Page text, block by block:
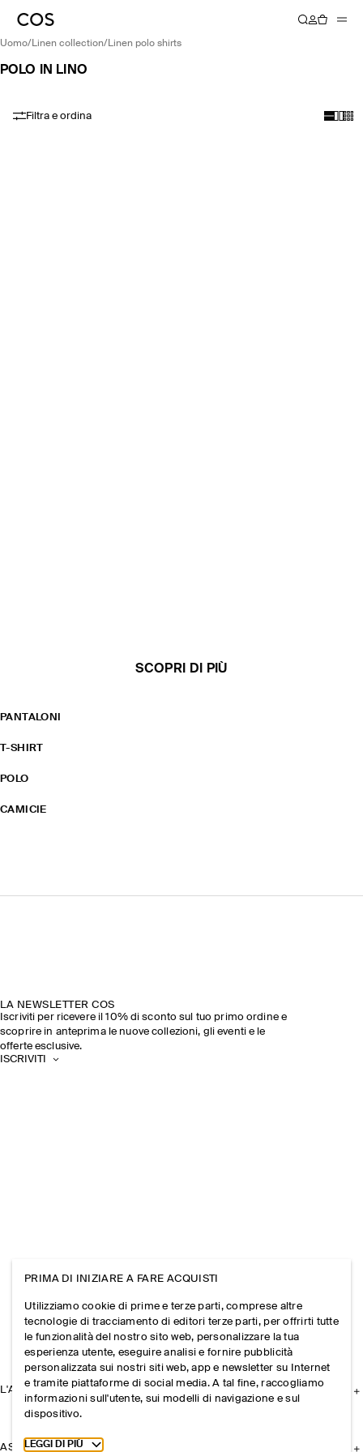
uomo/ linen collection/ linen polo shirts
POLO IN LINO
Filtra e ordina
SCOPRI DI PIÙ
PANTALONI
T-SHIRT
POLO
CAMICIE
LA NEWSLETTER COS
Iscriviti per ricevere il 10% di sconto sul tuo primo ordine e
scoprire in anteprima le nuove collezioni, gli eventi e le
offerte esclusive.
ISCRIVITI
L'AZIENDA
ASSISTENZA
PRIMA DI INIZIARE A FARE ACQUISTI
Utilizziamo cookie di prime e terze parti, comprese altre
tecnologie di tracciamento di editori terze parti, per offrirti tutte
le funzionalità del nostro sito web, personalizzare la tua
esperienza utente, eseguire analisi e fornire pubblicità
personalizzata sui nostri siti web, app e newsletter su Internet
e tramite piattaforme di social media. A tal fine, raccogliamo
informazioni sull'utente, sui modelli di navigazione e sul
dispositivo.
Toggle more cookie information
LEGGI DI PIÙ